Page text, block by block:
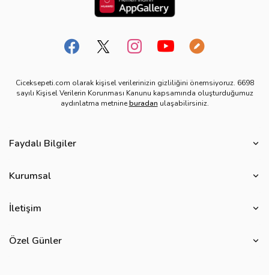
Ciceksepeti.com olarak kişisel verilerinizin gizliliğini önemsiyoruz. 6698
sayılı Kişisel Verilerin Korunması Kanunu kapsamında oluşturduğumuz
aydınlatma metnineburadan ulaşabilirsiniz.
Faydalı Bilgiler
Çiçek Anlamları
Mevsimlere Göre Çiçekler
Kurumsal
Ürün Güvenliği
İletişim
Özel Günler